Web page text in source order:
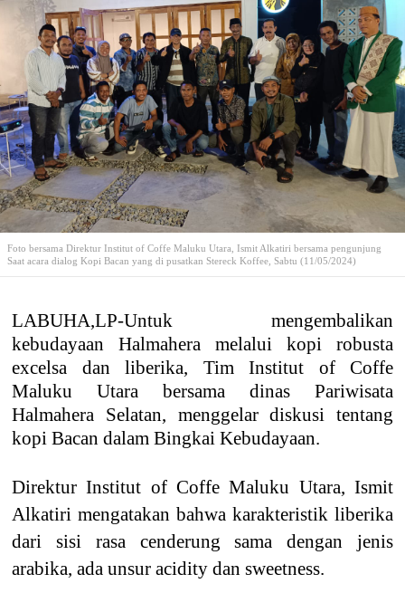
Foto bersama Direktur Institut of Coffe Maluku Utara, Ismit Alkatiri bersama pengunjung
Saat acara dialog Kopi Bacan yang di pusatkan Stereck Koffee, Sabtu (11/05/2024)
LABUHA,LP-Untuk mengembalikan
kebudayaan Halmahera melalui kopi robusta
excelsa dan liberika, Tim Institut of Coffe
Maluku Utara bersama dinas Pariwisata
Halmahera Selatan, menggelar diskusi tentang
kopi Bacan dalam Bingkai Kebudayaan.
Direktur Institut of Coffe Maluku Utara, Ismit
Alkatiri mengatakan bahwa karakteristik liberika
dari sisi rasa cenderung sama dengan jenis
arabika, ada unsur acidity dan sweetness.